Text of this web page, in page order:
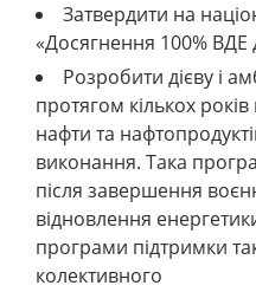
Затвердити на
«Досягнення 100% ВДЕ
Розробити дієву і
протягом кількох років
нафти та
виконання. Така
після завершення
відновлення
програми підтримки
колективного